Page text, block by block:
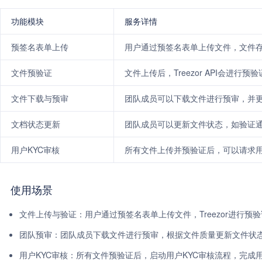
功能模块 服务详情
预签名表单上传 用户通过预签名表单上传文件，文件
文件预验证 文件上传后，Treezor API会进行预
文件下载与预审 团队成员可以下载文件进行预审，并
文档状态更新 团队成员可以更新文件状态，如验证
用户KYC审核 所有文件上传并预验证后，可以请求
使用场景
文件上传与验证：用户通过预签名表单上传文件，Treezor进行预
团队预审：团队成员下载文件进行预审，根据文件质量更新文件状
用户KYC审核：所有文件预验证后，启动用户KYC审核流程，完成